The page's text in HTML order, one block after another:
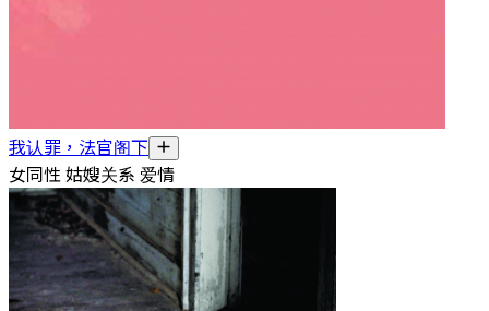
我认罪，法官阁下
女同性 姑嫂关系 爱情